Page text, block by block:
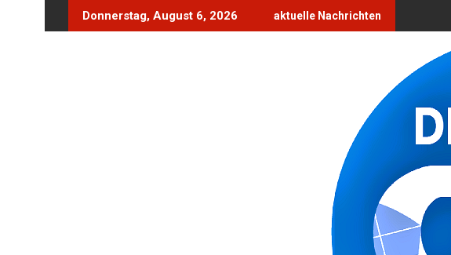
Donnerstag, August 6, 2026 aktuelle Nachrichten